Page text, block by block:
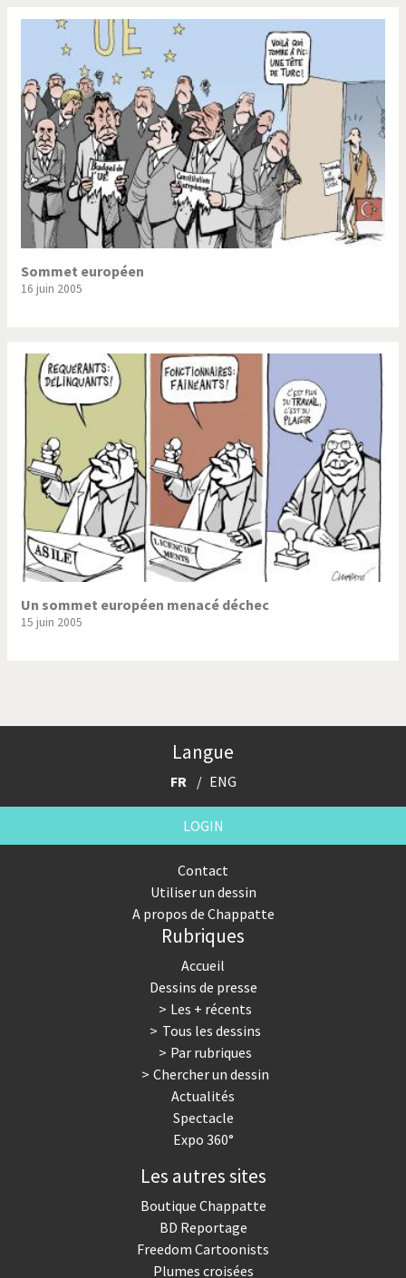
Sommet européen
16 juin 2005
Un sommet européen menacé déchec
15 juin 2005
Langue
FR ENG
LOGIN
Contact
Utiliser un dessin
A propos de Chappatte
Rubriques
Accueil
Dessins de presse
Les + récents
Tous les dessins
Par rubriques
Chercher un dessin
Actualités
Spectacle
Expo 360°
Les autres sites
Boutique Chappatte
BD Reportage
Freedom Cartoonists
Plumes croisées